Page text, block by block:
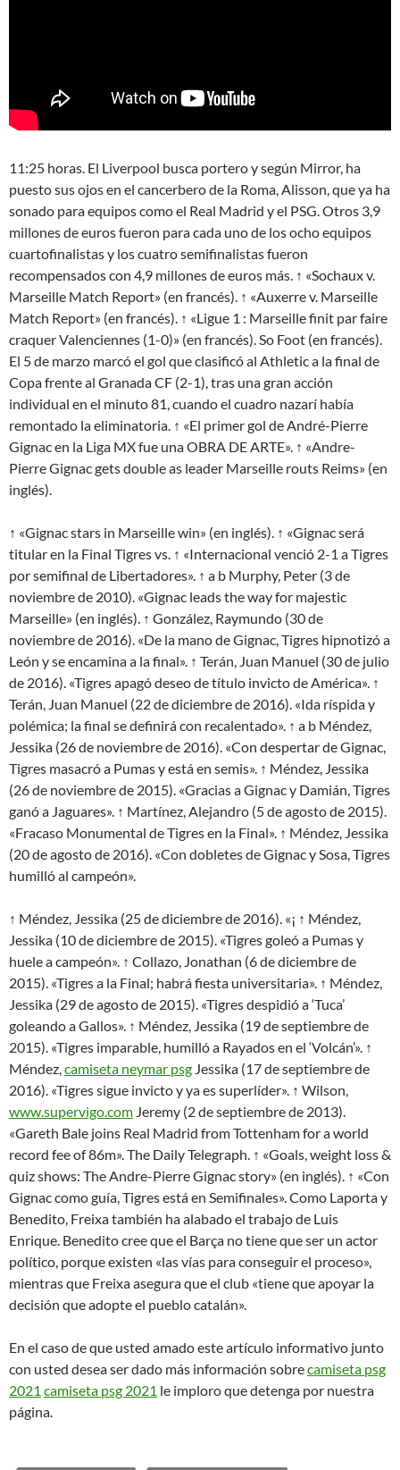
11:25 horas. El Liverpool busca portero y según Mirror, ha
puesto sus ojos en el cancerbero de la Roma, Alisson, que ya ha
sonado para equipos como el Real Madrid y el PSG. Otros 3,9
millones de euros fueron para cada uno de los ocho equipos
cuartofinalistas y los cuatro semifinalistas fueron
recompensados con 4,9 millones de euros más. ↑ «Sochaux v.
Marseille Match Report» (en francés). ↑ «Auxerre v. Marseille
Match Report» (en francés). ↑ «Ligue 1 : Marseille finit par faire
craquer Valenciennes (1-0)» (en francés). So Foot (en francés).
El 5 de marzo marcó el gol que clasificó al Athletic a la final de
Copa frente al Granada CF (2-1), tras una gran acción
individual en el minuto 81, cuando el cuadro nazarí había
remontado la eliminatoria. ↑ «El primer gol de André-Pierre
Gignac en la Liga MX fue una OBRA DE ARTE». ↑ «Andre-
Pierre Gignac gets double as leader Marseille routs Reims» (en
inglés).
↑ «Gignac stars in Marseille win» (en inglés). ↑ «Gignac será
titular en la Final Tigres vs. ↑ «Internacional venció 2-1 a Tigres
por semifinal de Libertadores». ↑ a b Murphy, Peter (3 de
noviembre de 2010). «Gignac leads the way for majestic
Marseille» (en inglés). ↑ González, Raymundo (30 de
noviembre de 2016). «De la mano de Gignac, Tigres hipnotizó a
León y se encamina a la final». ↑ Terán, Juan Manuel (30 de julio
de 2016). «Tigres apagó deseo de título invicto de América». ↑
Terán, Juan Manuel (22 de diciembre de 2016). «Ida ríspida y
polémica; la final se definirá con recalentado». ↑ a b Méndez,
Jessika (26 de noviembre de 2016). «Con despertar de Gignac,
Tigres masacró a Pumas y está en semis». ↑ Méndez, Jessika
(26 de noviembre de 2015). «Gracias a Gignac y Damián, Tigres
ganó a Jaguares». ↑ Martínez, Alejandro (5 de agosto de 2015).
«Fracaso Monumental de Tigres en la Final». ↑ Méndez, Jessika
(20 de agosto de 2016). «Con dobletes de Gignac y Sosa, Tigres
humilló al campeón».
↑ Méndez, Jessika (25 de diciembre de 2016). «¡ ↑ Méndez,
Jessika (10 de diciembre de 2015). «Tigres goleó a Pumas y
huele a campeón». ↑ Collazo, Jonathan (6 de diciembre de
2015). «Tigres a la Final; habrá fiesta universitaria». ↑ Méndez,
Jessika (29 de agosto de 2015). «Tigres despidió a ‘Tuca’
goleando a Gallos». ↑ Méndez, Jessika (19 de septiembre de
2015). «Tigres imparable, humilló a Rayados en el ‘Volcán’». ↑
Méndez,camiseta neymar psg Jessika (17 de septiembre de
2016). «Tigres sigue invicto y ya es superlíder». ↑ Wilson,
www.supervigo.com Jeremy (2 de septiembre de 2013).
«Gareth Bale joins Real Madrid from Tottenham for a world
record fee of 86m». The Daily Telegraph. ↑ «Goals, weight loss &
quiz shows: The Andre-Pierre Gignac story» (en inglés). ↑ «Con
Gignac como guía, Tigres está en Semifinales». Como Laporta y
Benedito, Freixa también ha alabado el trabajo de Luis
Enrique. Benedito cree que el Barça no tiene que ser un actor
político, porque existen «las vías para conseguir el proceso»,
mientras que Freixa asegura que el club «tiene que apoyar la
decisión que adopte el pueblo catalán».
En el caso de que usted amado este artículo informativo junto
con usted desea ser dado más información sobrecamiseta psg
2021 camiseta psg 2021 le imploro que detenga por nuestra
página.